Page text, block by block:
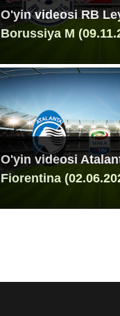
O'yin videosi RB
Borussiya M
O'yin videosi
Fiorentina